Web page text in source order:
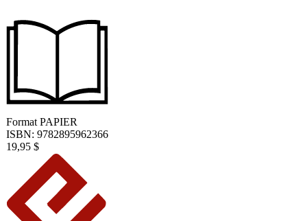
Format PAPIER
ISBN: 9782895962366
19,95 $